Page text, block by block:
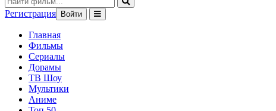
Регистрация Войти
Главная
Фильмы
Сериалы
Дорамы
ТВ Шоу
Мультики
Аниме